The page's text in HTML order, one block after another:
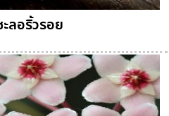
ลอริ้วรอย